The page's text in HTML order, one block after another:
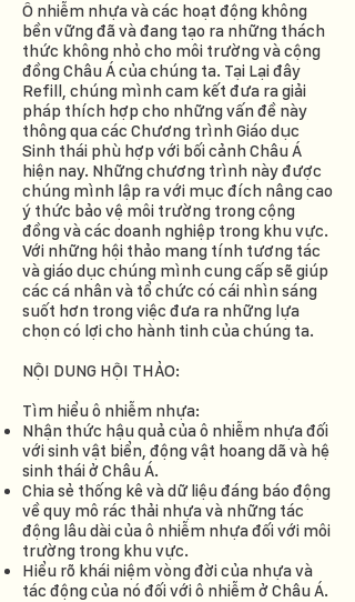
Ô nhiễm nhựa và các hoạt động không
bền vững đã và đang tạo ra những thách
thức không nhỏ cho môi trường và cộng
đồng Châu Á của chúng ta. Tại Lại đây
Refill, chúng mình cam kết đưa ra giải
pháp thích hợp cho những vấn đề này
thông qua các Chương trình Giáo dục
Sinh thái phù hợp với bối cảnh Châu Á
hiện nay. Những chương trình này được
chúng mình lập ra với mục đích nâng cao
ý thức bảo vệ môi trường trong cộng
đồng và các doanh nghiệp trong khu vực.
Với những hội thảo mang tính tương tác
và giáo dục chúng mình cung cấp sẽ giúp
các cá nhân và tổ chức có cái nhìn sáng
suốt hơn trong việc đưa ra những lựa
chọn có lợi cho hành tinh của chúng ta.
NỘI DUNG HỘI THẢO:
Tìm hiểu ô nhiễm nhựa:
Nhận thức hậu quả của ô nhiễm nhựa đối
với sinh vật biển, động vật hoang dã và hệ
sinh thái ở Châu Á.
Chia sẻ thống kê và dữ liệu đáng báo động
về quy mô rác thải nhựa và những tác
động lâu dài của ô nhiễm nhựa đối với môi
trường trong khu vực.
Hiểu rõ khái niệm vòng đời của nhựa và
tác động của nó đối với ô nhiễm ở Châu Á.